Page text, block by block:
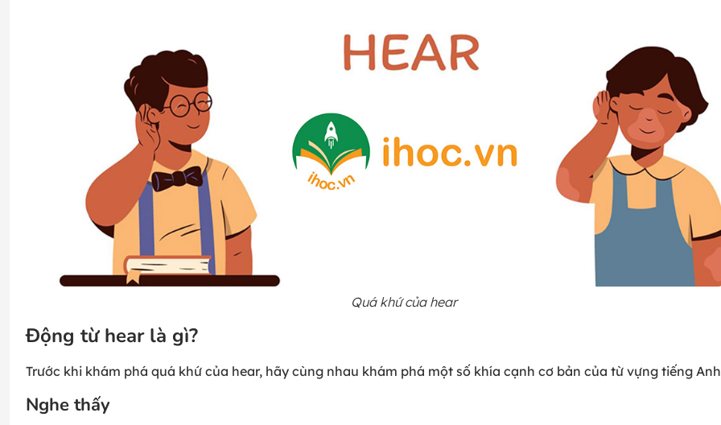
Quá khứ của hear
Động từ hear là gì?
Trước khi khám phá quá khứ của hear, hãy cùng nhau khám phá một số khía cạnh cơ bản của từ vựng tiếng
Nghe thấy